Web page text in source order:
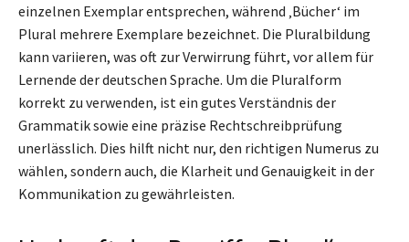
einzelnen Exemplar entsprechen, während ‚Bücher‘ im
Plural mehrere Exemplare bezeichnet. Die Pluralbildung
kann variieren, was oft zur Verwirrung führt, vor allem für
Lernende der deutschen Sprache. Um die Pluralform
korrekt zu verwenden, ist ein gutes Verständnis der
Grammatik sowie eine präzise Rechtschreibprüfung
unerlässlich. Dies hilft nicht nur, den richtigen Numerus zu
wählen, sondern auch, die Klarheit und Genauigkeit in der
Kommunikation zu gewährleisten.